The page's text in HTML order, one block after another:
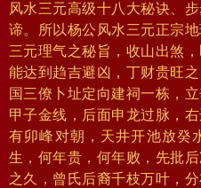
风水三元高级十八大秘诀、
谛。所以杨公风水三元正宗
三元理气之秘旨，收山出煞
能达到趋吉避凶，丁财贵旺
国三僚卜址定向建祠一栋，
甲子金线，后面申龙过脉，
有卯峰对朝，天井开池放癸
生，何年贵，何年败，先批
之久，曾氏后裔千枝万叶，